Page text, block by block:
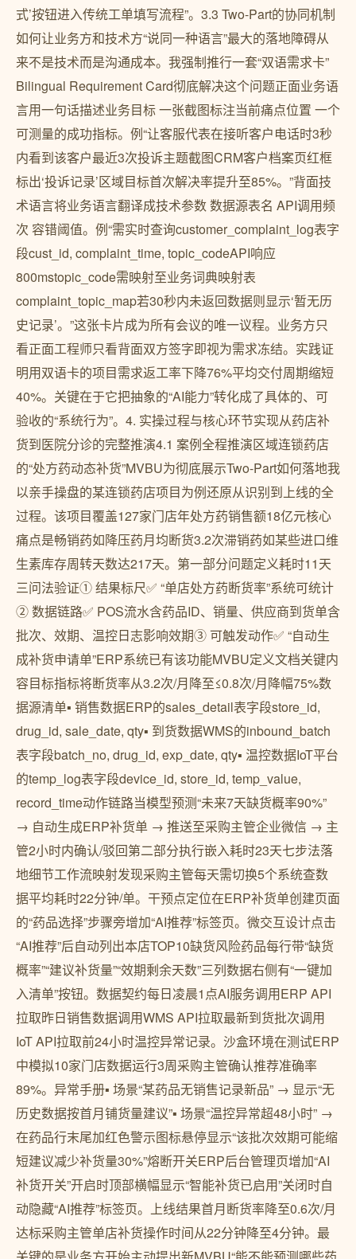
式’按钮进入传统工单填写流程”。3.3 Two-Part的协同机制
如何让业务方和技术方“说同一种语言”最大的落地障碍从
来不是技术而是沟通成本。我强制推行一套“双语需求卡”
Bilingual Requirement Card彻底解决这个问题正面业务语
言用一句话描述业务目标 一张截图标注当前痛点位置 一个
可测量的成功指标。例“让客服代表在接听客户电话时3秒
内看到该客户最近3次投诉主题截图CRM客户档案页红框
标出‘投诉记录’区域目标首次解决率提升至85%。”背面技
术语言将业务语言翻译成技术参数 数据源表名 API调用频
次 容错阈值。例“需实时查询customer_complaint_log表字
段cust_id, complaint_time, topic_codeAPI响应
800mstopic_code需映射至业务词典映射表
complaint_topic_map若30秒内未返回数据则显示‘暂无历
史记录’。”这张卡片成为所有会议的唯一议程。业务方只
看正面工程师只看背面双方签字即视为需求冻结。实践证
明用双语卡的项目需求返工率下降76%平均交付周期缩短
40%。关键在于它把抽象的“AI能力”转化成了具体的、可
验收的“系统行为”。4. 实操过程与核心环节实现从药店补
货到医院分诊的完整推演4.1 案例全程推演区域连锁药店
的“处方药动态补货”MVBU为彻底展示Two-Part如何落地我
以亲手操盘的某连锁药店项目为例还原从识别到上线的全
过程。该项目覆盖127家门店年处方药销售额18亿元核心
痛点是畅销药如降压药月均断货3.2次滞销药如某些进口维
生素库存周转天数达217天。第一部分问题定义耗时11天
三问法验证① 结果标尺✅ “单店处方药断货率”系统可统计
② 数据链路✅ POS流水含药品ID、销量、供应商到货单含
批次、效期、温控日志影响效期③ 可触发动作✅ “自动生
成补货申请单”ERP系统已有该功能MVBU定义文档关键内
容目标指标将断货率从3.2次/月降至≤0.8次/月降幅75%数
据源清单▪ 销售数据ERP的sales_detail表字段store_id,
drug_id, sale_date, qty▪ 到货数据WMS的inbound_batch
表字段batch_no, drug_id, exp_date, qty▪ 温控数据IoT平台
的temp_log表字段device_id, store_id, temp_value,
record_time动作链路当模型预测“未来7天缺货概率90%”
→ 自动生成ERP补货单 → 推送至采购主管企业微信 → 主
管2小时内确认/驳回第二部分执行嵌入耗时23天七步法落
地细节工作流映射发现采购主管每天需切换5个系统查数
据平均耗时22分钟/单。干预点定位在ERP补货单创建页面
的“药品选择”步骤旁增加“AI推荐”标签页。微交互设计点击
“AI推荐”后自动列出本店TOP10缺货风险药品每行带“缺货
概率”“建议补货量”“效期剩余天数”三列数据右侧有“一键加
入清单”按钮。数据契约每日凌晨1点AI服务调用ERP API
拉取昨日销售数据调用WMS API拉取最新到货批次调用
IoT API拉取前24小时温控异常记录。沙盒环境在测试ERP
中模拟10家门店数据运行3周采购主管确认推荐准确率
89%。异常手册▪ 场景“某药品无销售记录新品” → 显示“无
历史数据按首月铺货量建议”▪ 场景“温控异常超48小时” →
在药品行末尾加红色警示图标悬停显示“该批次效期可能缩
短建议减少补货量30%”熔断开关ERP后台管理页增加“AI
补货开关”开启时顶部横幅显示“智能补货已启用”关闭时自
动隐藏“AI推荐”标签页。上线结果首月断货率降至0.6次/月
达标采购主管单店补货操作时间从22分钟降至4分钟。最